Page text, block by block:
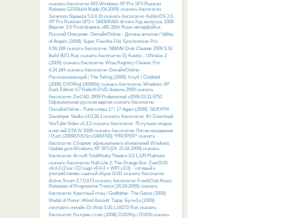
скачать бесплатно MS Windows XP Pro SP3 Russian
Release GZRBuild Made (04.2009) скачать бесплатно
Sorenson Squeeze 5.0.4.10 скачать бесплатно KolibriOS 2.0
XP Pro Russian SP3 + SATA/RAID drivers Год выпуска: 2008
Версия: 2.0 Платформа: x86-32bit Язык интерфейса:
Русский Описание: Онлайн/Online - Долина ангелов / Valley
of Angels (2008) Super Flexible File Synchronizer Pro
4.56.199 скачать бесплатно SBMAV Disk Cleaner 2009 3.33
Build 9071 Rus скачать бесплатно Dj Kustov - UNrelax 2
(2009) скачать бесплатно Wise Registry Cleaner Pro
4.24.184 скачать бесплатно Онлайн/Online -
Рассказывающий / The Telling (2009) Клуб / Clubbed
(2008) DVDRip(1400Mb) скачать бесплатно Windows XP
Dark Edition V.7 Rebirth DVD Апрель 2009 скачать
бесплатно ZwCAD 2009 Professional v2009.03.31.9752
Официальная русская версия скачать бесплатно
Онлайн/Online - Папе снова 17 / 17 Again (2009) SILKYPIX
Developer Studio v3.0.28.1 скачать бесплатно 4U Download
YouTube Video v2.3.2 скачать бесплатно 70 лучших модов
и патчей GTA IV 2009 скачать бесплатно Пятое измерение
/ Push (2009/DVDScr/1400/700) *PROPER* скачать
бесплатно Сборник официальных обновлений Windows
Update для Windows XP SP3 [От 15.04.2009] скачать
бесплатно Arcsoft TotalMedia Theatre 3.0.1.120 Platinum
скачать бесплатно Half-Life 2: The Orange Box ZverDVD
v9.4.4 (Zver CD Lego v9.4.4 + WPI v3.0) - готовый к
употреблению сшитый образ DVD скачать бесплатно
Active Smart 2.7.0.673 скачать бесплатно FreshClub Music
Releases of Progressive Trance (26.04.2009) скачать
бесплатно Крестный отец / Godfather: The Game (2006)
Medal of Honor: Allied Assault Тарас Бульба (2009)
смотреть онлайн Dr.Web 5.00.1.04272 Rus скачать
бесплатно На краю стою (2008) DVDRip / DVD9 скачать